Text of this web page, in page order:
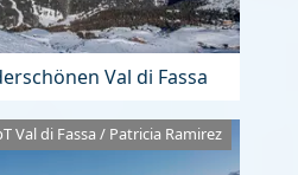
Val di Fassa
Val di Fassa / Patricia Ramirez